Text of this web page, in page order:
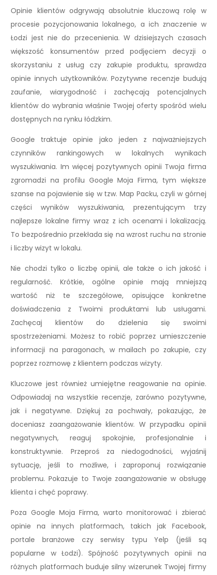
Opinie klientów odgrywają absolutnie kluczową rolę w
procesie pozycjonowania lokalnego, a ich znaczenie w
Łodzi jest nie do przecenienia. W dzisiejszych czasach
większość konsumentów przed podjęciem decyzji o
skorzystaniu z usług czy zakupie produktu, sprawdza
opinie innych użytkowników. Pozytywne recenzje budują
zaufanie, wiarygodność i zachęcają potencjalnych
klientów do wybrania właśnie Twojej oferty spośród wielu
dostępnych na rynku łódzkim.
Google traktuje opinie jako jeden z najważniejszych
czynników rankingowych w lokalnych wynikach
wyszukiwania. Im więcej pozytywnych opinii Twoja firma
zgromadzi na profilu Google Moja Firma, tym większe
szanse na pojawienie się w tzw. Map Packu, czyli w górnej
części wyników wyszukiwania, prezentującym trzy
najlepsze lokalne firmy wraz z ich ocenami i lokalizacją.
To bezpośrednio przekłada się na wzrost ruchu na stronie
i liczby wizyt w lokalu.
Nie chodzi tylko o liczbę opinii, ale także o ich jakość i
regularność. Krótkie, ogólne opinie mają mniejszą
wartość niż te szczegółowe, opisujące konkretne
doświadczenia z Twoimi produktami lub usługami.
Zachęcaj klientów do dzielenia się swoimi
spostrzeżeniami. Możesz to robić poprzez umieszczenie
informacji na paragonach, w mailach po zakupie, czy
poprzez rozmowę z klientem podczas wizyty.
Kluczowe jest również umiejętne reagowanie na opinie.
Odpowiadaj na wszystkie recenzje, zarówno pozytywne,
jak i negatywne. Dziękuj za pochwały, pokazując, że
doceniasz zaangażowanie klientów. W przypadku opinii
negatywnych, reaguj spokojnie, profesjonalnie i
konstruktywnie. Przeproś za niedogodności, wyjaśnij
sytuację, jeśli to możliwe, i zaproponuj rozwiązanie
problemu. Pokazuje to Twoje zaangażowanie w obsługę
klienta i chęć poprawy.
Poza Google Moja Firma, warto monitorować i zbierać
opinie na innych platformach, takich jak Facebook,
portale branżowe czy serwisy typu Yelp (jeśli są
popularne w Łodzi). Spójność pozytywnych opinii na
różnych platformach buduje silny wizerunek Twojej firmy